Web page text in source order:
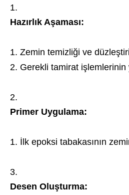
Hazırlık Aşaması:
Zemin temizliği ve
Gerekli tamirat işlemlerinin
Primer Uygulama:
İlk epoksi tabakasının
Desen Oluşturma: